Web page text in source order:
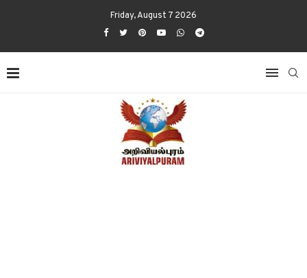
Friday, August 7 2026